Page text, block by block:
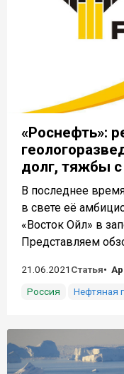
«Роснефть»:
долг, тяжбы с
В последнее
в свете её
«Восток Ойл» в
Представляем
21.06.2021 Статья
Россия
Нефтяная